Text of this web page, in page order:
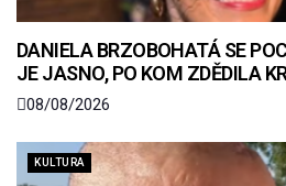
DANIELA BRZOBOHATÁ SE
JE JASNO, PO KOM ZDĚDILA
08/08/2026
KULTURA